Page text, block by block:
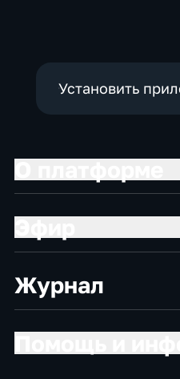
Установить
Журнал